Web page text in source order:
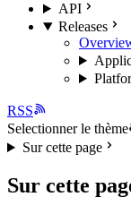
API
Releases
RSS
Selectionner le thème
Sur cette page
Sur cette